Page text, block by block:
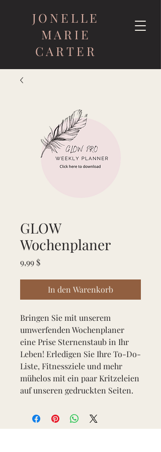
JONELLE
MARIE
CARTER
GLOW
Wochenplaner
9,99 $Preis
In den Warenkorb
Bringen Sie mit unserem
umwerfenden Wochenplaner
eine Prise Sternenstaub in Ihr
Leben! Erledigen Sie Ihre To-Do-
Liste, Fitnessziele und mehr
mühelos mit ein paar Kritzeleien
auf unseren gedruckten Seiten.